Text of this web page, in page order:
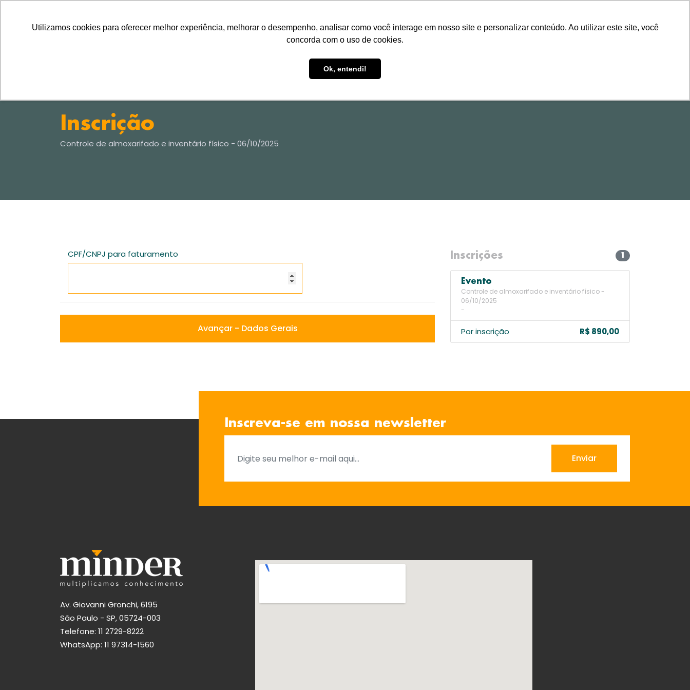
Utilizamos cookies para oferecer melhor experiência, melhorar o desempenho, analisar como você interage em nosso site e personalizar conteúdo. Ao utilizar este site, você
concorda com o uso de cookies.
Ok, entendi!
LLL1LLL
Inscrição
Controle de almoxarifado e inventário físico - 06/10/2025
Inscrições 1
Evento
Controle de almoxarifado e inventário físico -
06/10/2025
-
Por inscrição R$ 890,00
CPF/CNPJ para faturamento
Avançar - Dados Gerais
Inscreva-se em nossa newsletter
Enviar
Av. Giovanni Gronchi, 6195
São Paulo - SP, 05724-003
Telefone: 11 2729-8222
WhatsApp: 11 97314-1560